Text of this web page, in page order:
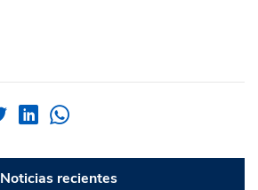
Noticias recientes